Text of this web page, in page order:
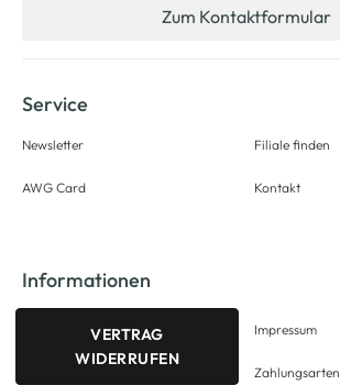
Zum Kontaktformular
Service
Newsletter
AWG Card
Filiale finden
Kontakt
Informationen
VERTRAG
WIDERRUFEN
Impressum
Zahlungsarten